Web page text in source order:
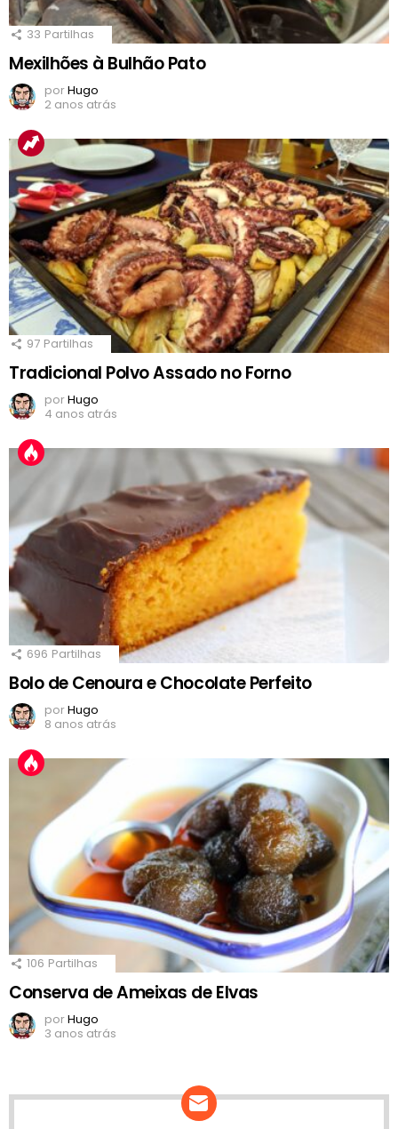
33 Partilhas
Mexilhões à Bulhão Pato
porHugo
2 anos atrás
97 Partilhas
Tradicional Polvo Assado no Forno
porHugo
4 anos atrás
696 Partilhas
Bolo de Cenoura e Chocolate Perfeito
porHugo
8 anos atrás
106 Partilhas
Conserva de Ameixas de Elvas
porHugo
3 anos atrás